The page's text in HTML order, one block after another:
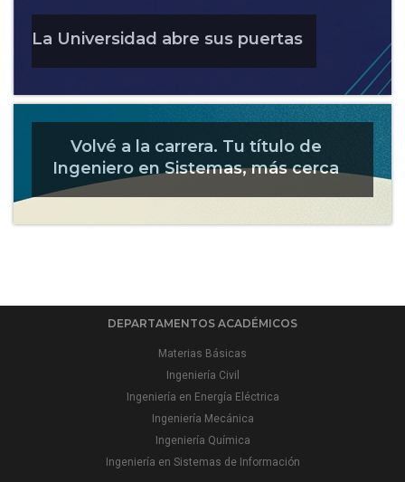
La Universidad abre sus puertas
Volvé a la carrera. Tu título de
Ingeniero en Sistemas, más cerca
DEPARTAMENTOS ACADÉMICOS
Materias Básicas
Ingeniería Civil
Ingeniería en Energía Eléctrica
Ingeniería Mecánica
Ingeniería Química
Ingeniería en Sistemas de Información